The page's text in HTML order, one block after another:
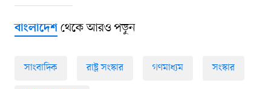
বাংলাদেশথেকে আরও পড়ুন
সাংবাদিক রাষ্ট্র সংস্কার গণমাধ্যম সংস্কার